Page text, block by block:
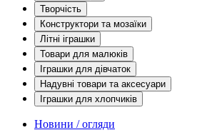
Творчість
Конструктори та мозаїки
Літні іграшки
Товари для малюків
Іграшки для дівчаток
Надувні товари та аксесуари
Іграшки для хлопчиків
Новини / огляди